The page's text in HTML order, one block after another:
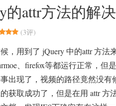
attr方法的解
(3评)
，用到了 jQuery 中的attr 方法
、firefox等都运行正常，但
出现了，视频的路径竟然没有
获取成功了，但是在用 attr 方